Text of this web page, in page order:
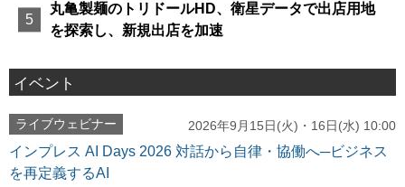
丸亀製麺のトリドールHD、衛星データで出店用地
を探索し、新規出店を加速
イベント
ライブウェビナー 2026年9月15日(火)・16日(水) 10:00
インプレス AI Days 2026 対話から自律・協働へ─ビジネス
を再定義するAI